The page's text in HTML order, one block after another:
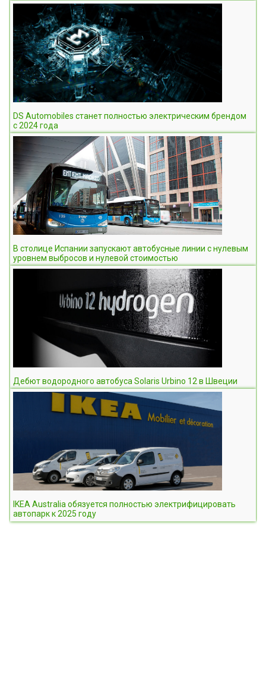
DS Automobiles станет полностью электрическим брендом
c 2024 года
В столице Испании запускают автобусные линии с нулевым
уровнем выбросов и нулевой стоимостью
Дебют водородного автобуса Solaris Urbino 12 в Швеции
IKEA Australia обязуется полностью электрифицировать
автопарк к 2025 году